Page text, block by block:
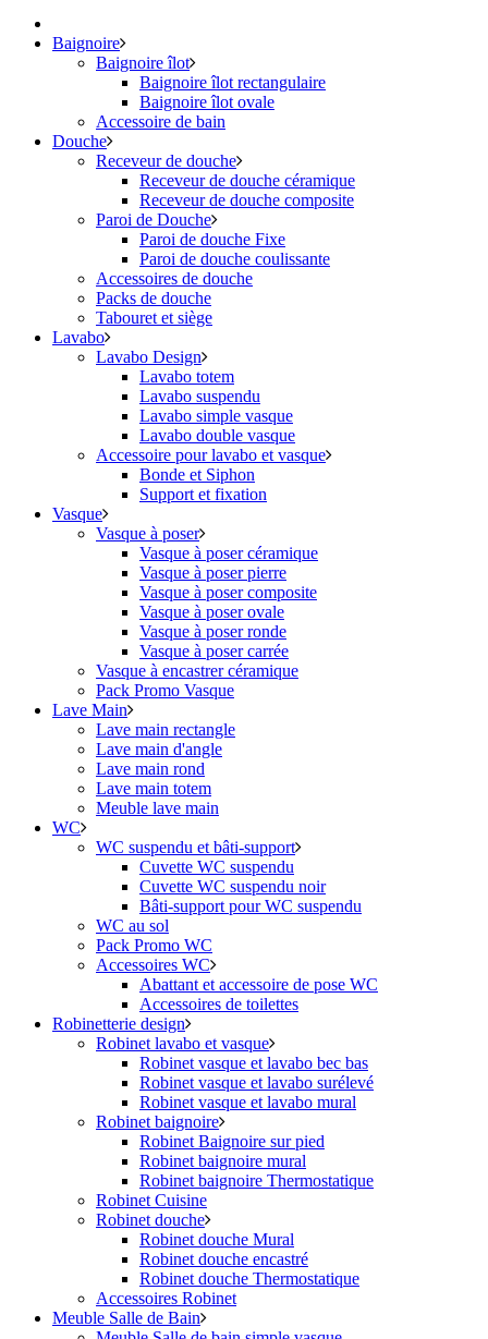
Baignoire
Baignoire îlot
Baignoire îlot rectangulaire
Baignoire îlot ovale
Accessoire de bain
Douche
Receveur de douche
Receveur de douche céramique
Receveur de douche composite
Paroi de Douche
Paroi de douche Fixe
Paroi de douche coulissante
Accessoires de douche
Packs de douche
Tabouret et siège
Lavabo
Lavabo Design
Lavabo totem
Lavabo suspendu
Lavabo simple vasque
Lavabo double vasque
Accessoire pour lavabo et vasque
Bonde et Siphon
Support et fixation
Vasque
Vasque à poser
Vasque à poser céramique
Vasque à poser pierre
Vasque à poser composite
Vasque à poser ovale
Vasque à poser ronde
Vasque à poser carrée
Vasque à encastrer céramique
Pack Promo Vasque
Lave Main
Lave main rectangle
Lave main d'angle
Lave main rond
Lave main totem
Meuble lave main
WC
WC suspendu et bâti-support
Cuvette WC suspendu
Cuvette WC suspendu noir
Bâti-support pour WC suspendu
WC au sol
Pack Promo WC
Accessoires WC
Abattant et accessoire de pose WC
Accessoires de toilettes
Robinetterie design
Robinet lavabo et vasque
Robinet vasque et lavabo bec bas
Robinet vasque et lavabo surélevé
Robinet vasque et lavabo mural
Robinet baignoire
Robinet Baignoire sur pied
Robinet baignoire mural
Robinet baignoire Thermostatique
Robinet Cuisine
Robinet douche
Robinet douche Mural
Robinet douche encastré
Robinet douche Thermostatique
Accessoires Robinet
Meuble Salle de Bain